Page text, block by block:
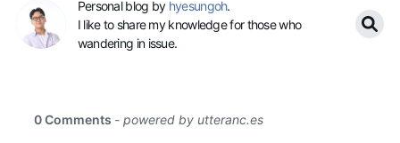
Personal blog by hyesungoh.
I like to share my knowledge for those who
wandering in issue.